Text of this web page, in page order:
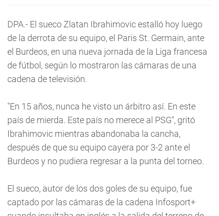
DPA.- El sueco Zlatan Ibrahimovic estalló hoy luego
de la derrota de su equipo, el Paris St. Germain, ante
el Burdeos, en una nueva jornada de la Liga francesa
de fútbol, según lo mostraron las cámaras de una
cadena de televisión.
"En 15 años, nunca he visto un árbitro así. En este
país de mierda. Este país no merece al PSG", gritó
Ibrahimovic mientras abandonaba la cancha,
después de que su equipo cayera por 3-2 ante el
Burdeos y no pudiera regresar a la punta del torneo.
El sueco, autor de los dos goles de su equipo, fue
captado por las cámaras de la cadena Infosport+